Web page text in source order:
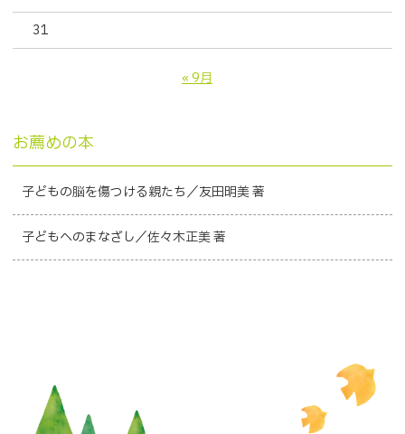
31
« 9月
お薦めの本
子どもの脳を傷つける親たち／友田明美 著
子どもへのまなざし／佐々木正美 著